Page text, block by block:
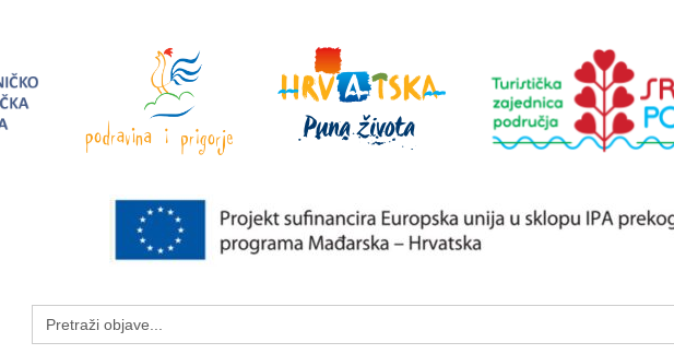
Search
for: